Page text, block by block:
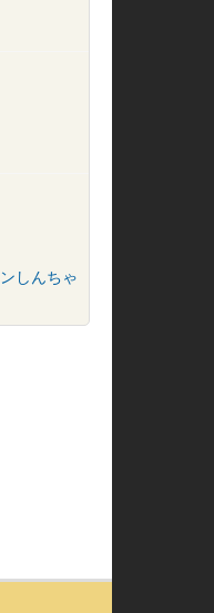
しんちゃ